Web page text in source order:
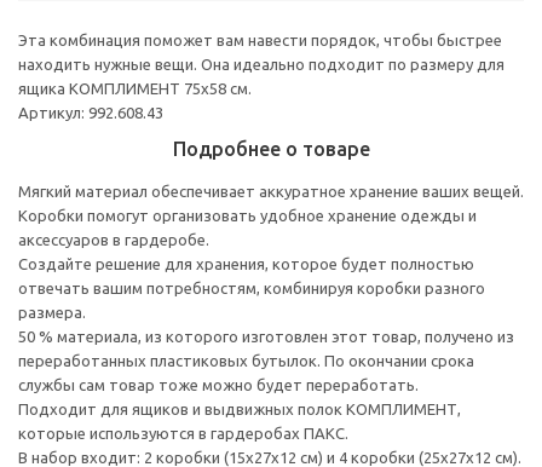
Эта комбинация поможет вам навести порядок, чтобы быстрее
находить нужные вещи. Она идеально подходит по размеру для
ящика КОМПЛИМЕНТ 75x58 см.
Артикул: 992.608.43
Подробнее о товаре
Мягкий материал обеспечивает аккуратное хранение ваших вещей.
Коробки помогут организовать удобное хранение одежды и
аксессуаров в гардеробе.
Создайте решение для хранения, которое будет полностью
отвечать вашим потребностям, комбинируя коробки разного
размера.
50 % материала, из которого изготовлен этот товар, получено из
переработанных пластиковых бутылок. По окончании срока
службы сам товар тоже можно будет переработать.
Подходит для ящиков и выдвижных полок КОМПЛИМЕНТ,
которые используются в гардеробах ПАКС.
В набор входит: 2 коробки (15x27x12 см) и 4 коробки (25x27x12 см).